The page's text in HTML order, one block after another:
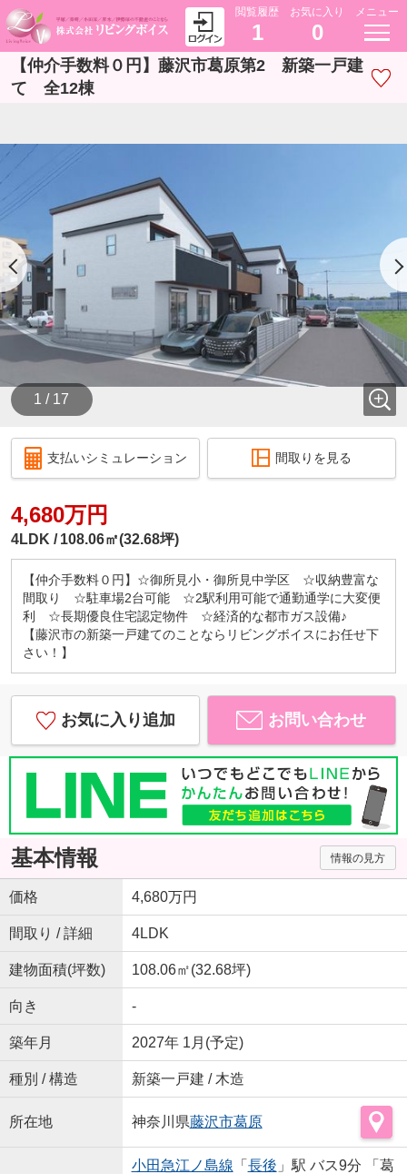
閲覧履歴
1
お気に入り
0
メニュー
【仲介手数料０円】藤沢市葛原第2 新築一戸建
て 全12棟
1 / 17
支払いシミュレーション 間取りを見る
4,680万円
4LDK 108.06㎡(32.68坪)
【仲介手数料０円】☆御所見小・御所見中学区 ☆収納豊富な
間取り ☆駐車場2台可能 ☆2駅利用可能で通勤通学に大変便
利 ☆長期優良住宅認定物件 ☆経済的な都市ガス設備♪
【藤沢市の新築一戸建てのことならリビングボイスにお任せ下
さい！】
お気に入り追加 お問い合わせ
基本情報 情報の見方
価格 4,680万円
間取り / 詳細 4LDK
建物面積(坪数) 108.06㎡(32.68坪)
向き -
築年月 2027年 1月(予定)
種別 / 構造 新築一戸建 / 木造
所在地 神奈川県藤沢市葛原
小田急江ノ島線 「 長後 」駅 バス9分 「葛